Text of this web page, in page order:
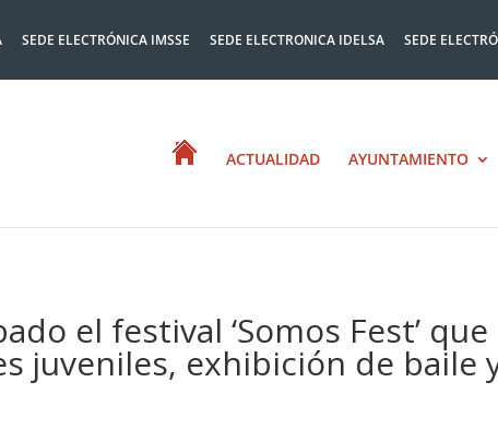
SEDE ELECTRÓNICA IMSSE SEDE ELECTRONICA IDELSA
SEDE
ACTUALIDAD AYUNTAMIENTO
el festival ‘Somos Fest’ que
juveniles, exhibición de baile